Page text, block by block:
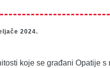
2024.
koje se građani Opatije